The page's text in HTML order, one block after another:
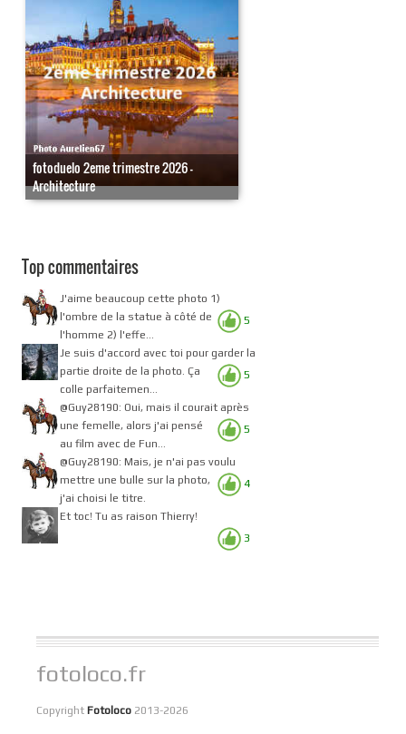
fotoduelo 2eme trimestre 2026 -
Architecture
Top commentaires
5
J'aime beaucoup cette photo 1)
l'ombre de la statue à côté de
l'homme 2) l'effe...
5
Je suis d'accord avec toi pour garder la
partie droite de la photo. Ça
colle parfaitemen...
5
@Guy28190: Oui, mais il courait après
une femelle, alors j'ai pensé
au film avec de Fun...
4
@Guy28190: Mais, je n'ai pas voulu
mettre une bulle sur la photo,
j'ai choisi le titre.
3
Et toc! Tu as raison Thierry!
fotoloco.fr
Copyright Fotoloco 2013-2026